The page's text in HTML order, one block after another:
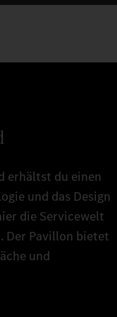
erhältst du einen
und das Design
die Servicewelt
Der Pavillon bietet
und